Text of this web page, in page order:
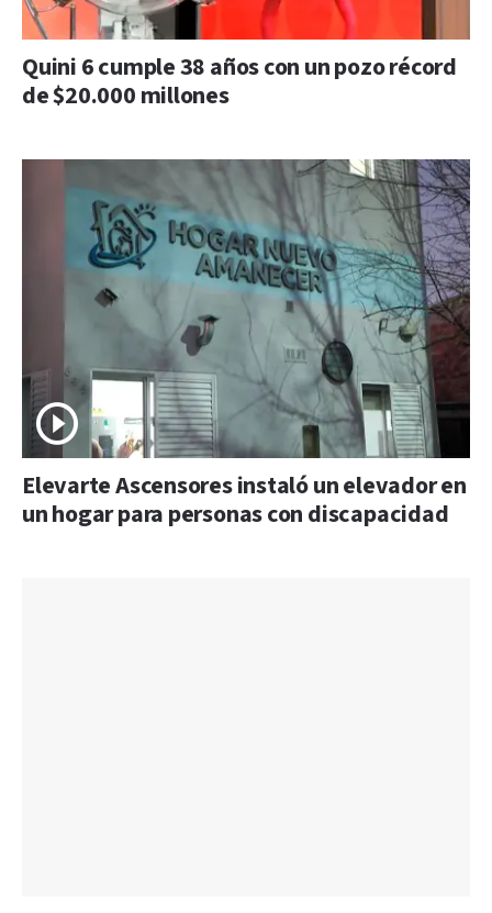
Quini 6 cumple 38 años con un pozo récord
de $20.000 millones
Elevarte Ascensores instaló un elevador en
un hogar para personas con discapacidad